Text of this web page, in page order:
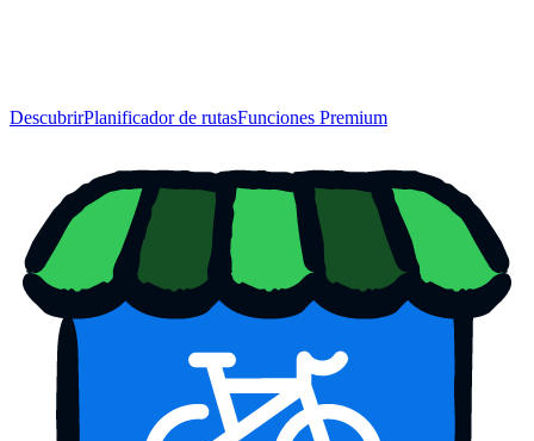
DescubrirPlanificador de rutasFunciones Premium